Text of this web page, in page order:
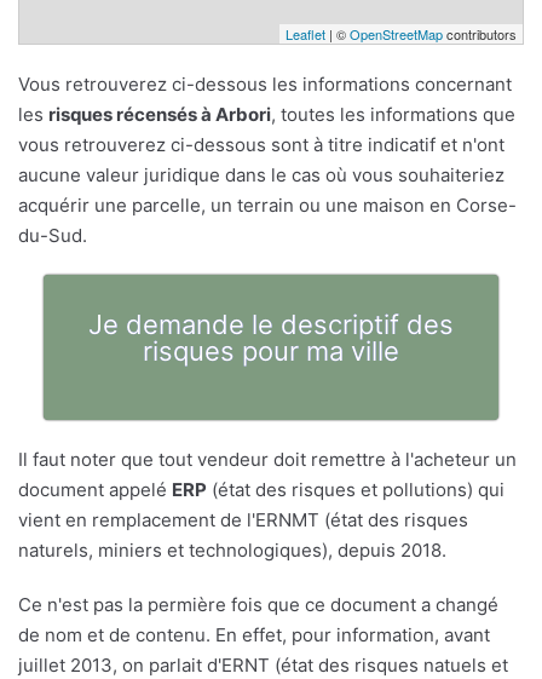
Leaflet | ©OpenStreetMapcontributors
Vous retrouverez ci-dessous les informations concernant
les risques récensés à Arbori, toutes les informations que
vous retrouverez ci-dessous sont à titre indicatif et n'ont
aucune valeur juridique dans le cas où vous souhaiteriez
acquérir une parcelle, un terrain ou une maison en Corse-
du-Sud.
Je demande le descriptif des
risques pour ma ville
Il faut noter que tout vendeur doit remettre à l'acheteur un
document appelé ERP (état des risques et pollutions) qui
vient en remplacement de l'ERNMT (état des risques
naturels, miniers et technologiques), depuis 2018.
Ce n'est pas la permière fois que ce document a changé
de nom et de contenu. En effet, pour information, avant
juillet 2013, on parlait d'ERNT (état des risques natuels et